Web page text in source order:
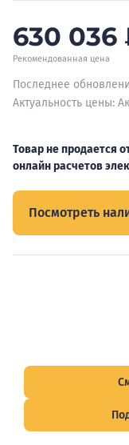
630 036
Рекомендованная цена
Последнее
Актуальность цены:
Товар не продается
онлайн расчетов
Посмотреть